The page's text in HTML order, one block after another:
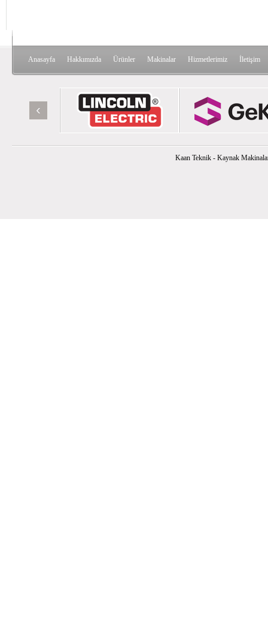
Anasayfa Hakkımızda Ürünler Makinalar Hizmetlerimiz İletişim
‹
Kaan Teknik - Kaynak